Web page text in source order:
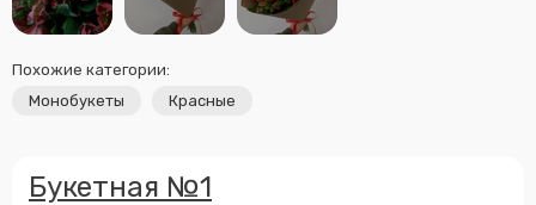
Похожие категории:
Монобукеты
Красные
Букетная №1